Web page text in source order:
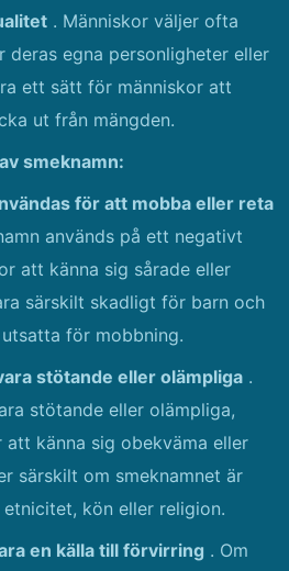
. Människor väljer ofta
deras egna personligheter eller
ett sätt för människor att
ut från mängden.
smeknamn:
för att mobba eller reta
används på ett negativt
att känna sig sårade eller
särskilt skadligt för barn och
för mobbning.
stötande eller olämpliga .
stötande eller olämpliga,
känna sig obekväma eller
särskilt om smeknamnet är
kön eller religion.
en källa till förvirring . Om